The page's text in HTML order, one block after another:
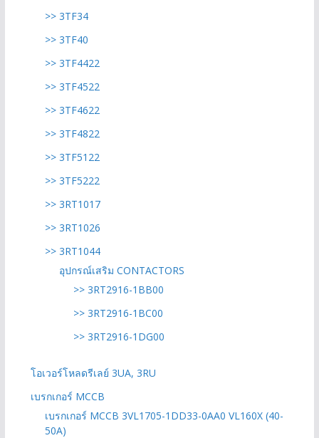
>> 3TF34
>> 3TF40
>> 3TF4422
>> 3TF4522
>> 3TF4622
>> 3TF4822
>> 3TF5122
>> 3TF5222
>> 3RT1017
>> 3RT1026
>> 3RT1044
อุปกรณ์เสริม CONTACTORS
>> 3RT2916-1BB00
>> 3RT2916-1BC00
>> 3RT2916-1DG00
โอเวอร์โหลดรีเลย์ 3UA, 3RU
เบรกเกอร์ MCCB
เบรกเกอร์ MCCB 3VL1705-1DD33-0AA0 VL160X (40-
50A)